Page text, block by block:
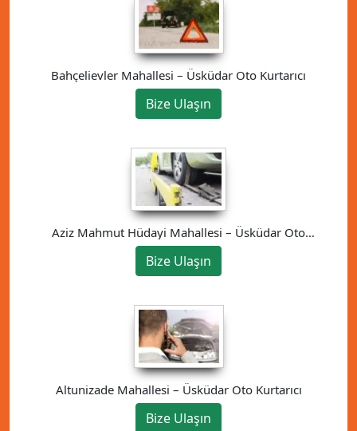
Bahçelievler Mahallesi – Üsküdar Oto Kurtarıcı
Bize Ulaşın
Aziz Mahmut Hüdayi Mahallesi – Üsküdar Oto
Kurtarıcı
Bize Ulaşın
Altunizade Mahallesi – Üsküdar Oto Kurtarıcı
Bize Ulaşın